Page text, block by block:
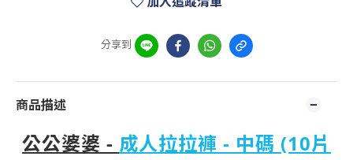
分享到
商品描述
公公婆婆 - 成人拉拉褲 - 中碼 (10片